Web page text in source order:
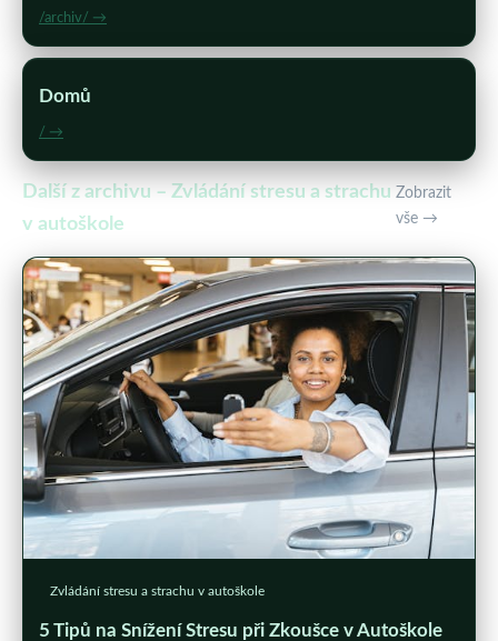
/archiv/ →
Domů
/ →
Další z archivu – Zvládání stresu a strachu
v autoškole
Zobrazit
vše →
Zvládání stresu a strachu v autoškole
5 Tipů na Snížení Stresu při Zkoušce v Autoškole